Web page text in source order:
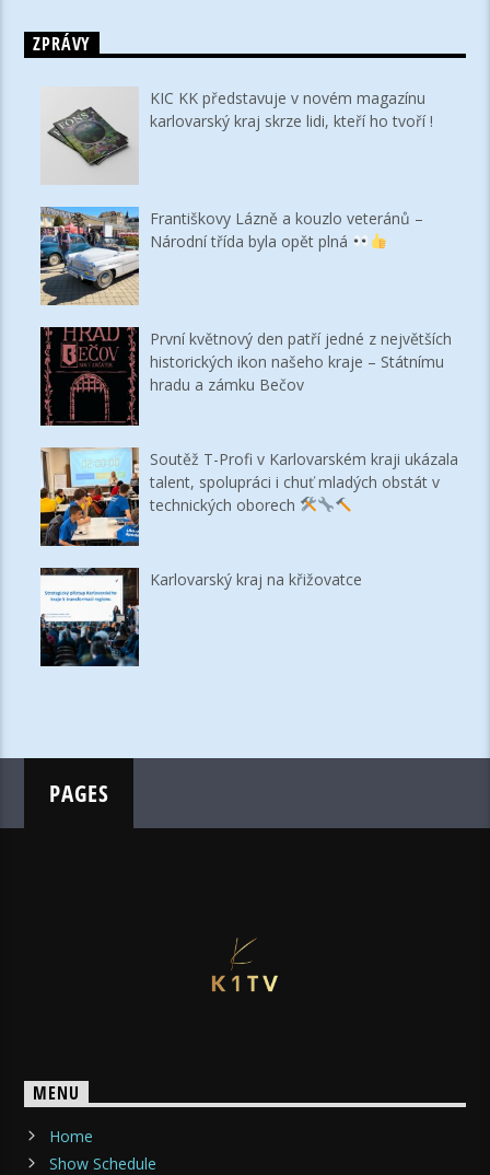
ZPRÁVY
KIC KK představuje v novém magazínu
karlovarský kraj skrze lidi, kteří ho tvoří !
Františkovy Lázně a kouzlo veteránů –
Národní třída byla opět plná
První květnový den patří jedné z největších
historických ikon našeho kraje – Státnímu
hradu a zámku Bečov
Soutěž T-Profi v Karlovarském kraji ukázala
talent, spolupráci i chuť mladých obstát v
technických oborech
Karlovarský kraj na křižovatce
PAGES
MENU
Home
Show Schedule